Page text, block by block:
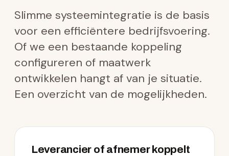
Slimme systeemintegratie is de basis
voor een efficiëntere bedrijfsvoering.
Of we een bestaande koppeling
configureren of maatwerk
ontwikkelen hangt af van je situatie.
Een overzicht van de mogelijkheden.
Leverancier of afnemer koppelt